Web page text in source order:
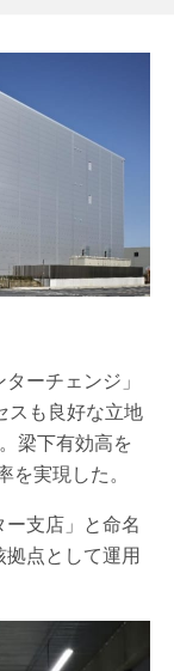
ーチェンジ」
スも良好な立地
梁下有効高を
実現した。
支店」と命名
点として運用